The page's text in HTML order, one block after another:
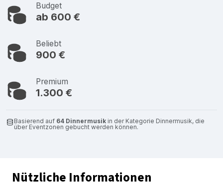
Budget
ab 600 €
Beliebt
900 €
Premium
1.300 €
Basierend auf 64 Dinnermusik in der Kategorie Dinnermusik, die
über Eventzonen gebucht werden können.
Nützliche Informationen